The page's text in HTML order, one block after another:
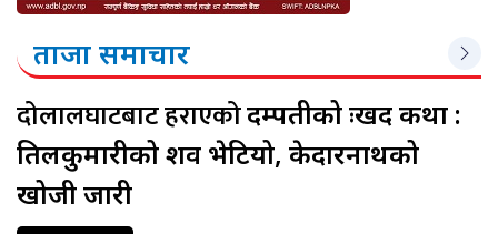
ताजा समाचार
दोलालघाटबाट हराएकोदम्पतीको दुःखद कथा :
तिलकुमारीको शव भेटियो, केदारनाथको
खोजी जारी